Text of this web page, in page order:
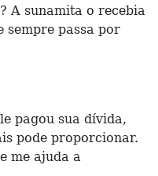
A sunamita o recebia
sempre passa por
pagou sua dívida,
pode proporcionar.
me ajuda a